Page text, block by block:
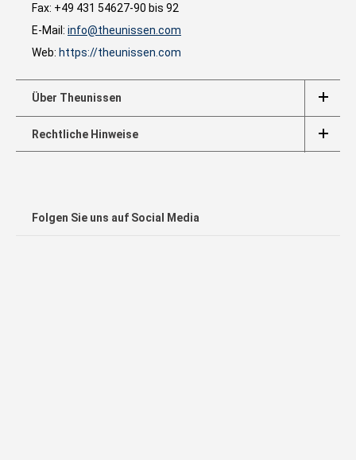
Fax: +49 431 54627-90 bis 92
E-Mail: info@theunissen.com
Web: https://theunissen.com
Über Theunissen
Rechtliche Hinweise
Folgen Sie uns auf Social Media